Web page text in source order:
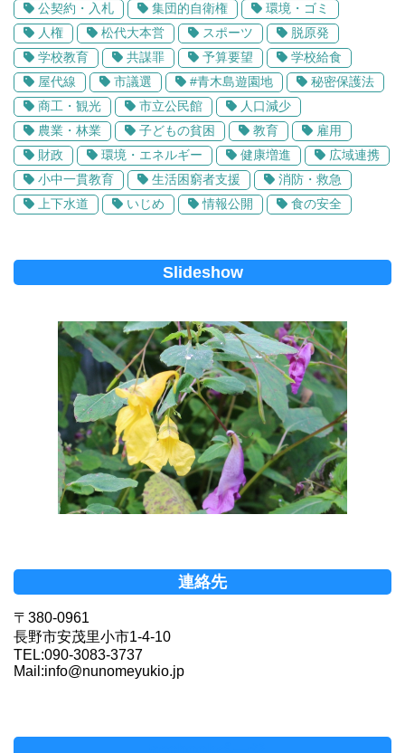
公契約・入札
集団的自衛権
環境・ゴミ
人権
松代大本営 スポーツ
脱原発
学校教育
共謀罪 予算要望
学校給食
屋代線
市議選 #青木島遊園地
秘密保護法
商工・観光
市立公民館
人口減少
農業・林業
子どもの貧困 教育
雇用
財政
環境・エネルギー 健康増進
広域連携
小中一貫教育
生活困窮者支援
消防・救急
上下水道
いじめ 情報公開 食の安全
Slideshow
連絡先
〒380-0961
長野市安茂里小市1-4-10
TEL:090-3083-3737
Mail:info@nunomeyukio.jp